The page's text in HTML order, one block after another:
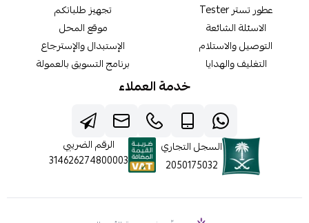
عطور تستر Tester
الاسئلة الشائعة
التوصيل والاستلام
التغليف والهدايا
تجهيز طلباتكم
موقع المحل
الإستبدال والإسترجاع
برنامج التسويق بالعمولة
خدمة العملاء
السجل التجاري
2050175032
الرقم الضريبي
314626274800003